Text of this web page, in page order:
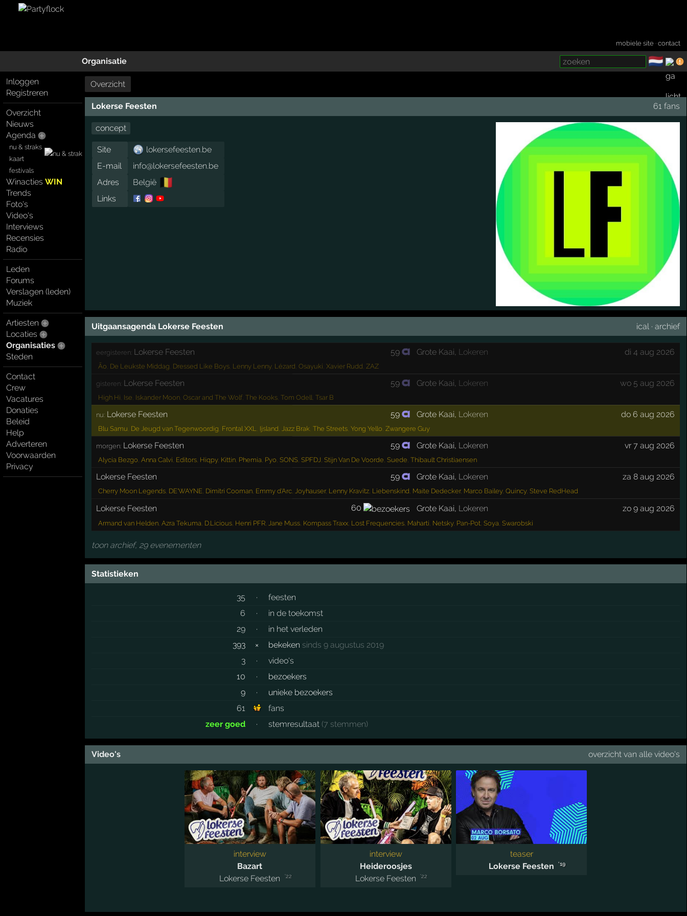
mobiele site ·contact
Organisatie 🇳🇱
Inloggen
Registreren
Overzicht
Nieuws
Agenda
nu & straks
kaart
festivals
WinactiesWIN
Trends
Foto's
Video's
Interviews
Recensies
Radio
Leden
Forums
Verslagen (leden)
Muziek
Artiesten
Locaties
Organisaties
Steden
Contact
Crew
Vacatures
Donaties
Beleid
Help
Adverteren
Voorwaarden
Privacy
Overzicht
Lokerse Feesten 61 fans
concept
Site
lokersefeesten.be
E-mail
info@lokersefeesten.be
Adres
België 🇧🇪
Links
Uitgaansagenda Lokerse Feesten ical ·archief
eergisteren: Lokerse Feesten 59 Grote Kaai Lokeren di 4 aug 2026
Ão De Leukste Middag Dressed Like Boys, Lenny Lenny, Lézard Osayuki Xavier Rudd ZAZ
gisteren: Lokerse Feesten 59 Grote Kaai Lokeren wo 5 aug 2026
High Hi Ise Iskander Moon, Oscar and The Wolf, The Kooks, Tom Odell Tsar B
nu: Lokerse Feesten 59 Grote Kaai, Lokeren do 6 aug 2026
Blu Samu De Jeugd van Tegenwoordig Frontal XXL Ijsland Jazz Brak The Streets, Yong Yello Zwangere Guy
morgen: Lokerse Feesten 59 Grote Kaai, Lokeren vr 7 aug 2026
Alycia Bezgo Anna Calvi Editors, Hiqpy, Kittin, Phemia Pyo SONS, SPFDJ Stijn Van De Voorde Suede Thibault Christiaensen
Lokerse Feesten 59 Grote Kaai, Lokeren za 8 aug 2026
Cherry Moon Legends, DE'WAYNE Dimitri Cooman, Emmy d'Arc, Joyhauser, Lenny Kravitz, Liebenskind Maite Dedecker, Marco Bailey, Quincy, Steve RedHead
Lokerse Feesten 60 Grote Kaai, Lokeren zo 9 aug 2026
Armand van Helden, Azra Tekuma D.Licious, Henri PFR, Jane Muss, Kompass Traxx, Lost Frequencies, Maharti Netsky, Pan-Pot, Soya Swarobski
toon archief, 29 evenementen
Statistieken
35 ·
feesten
6
·
in de toekomst
29
·
in het verleden
393
× bekeken sinds 9 augustus 2019
3
·
video's
10
·
bezoekers
9
·
unieke bezoekers
61
fans
zeer goed
· stemresultaat (7 stemmen)
Video's overzicht van alle video's
interview
Bazart
Lokerse Feesten
'22
interview
Heideroosjes
Lokerse Feesten
'22
teaser
Lokerse Feesten
'19